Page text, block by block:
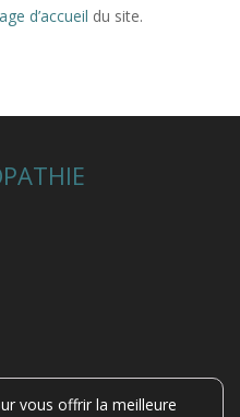
d’accueil du site.
vous offrir la meilleure